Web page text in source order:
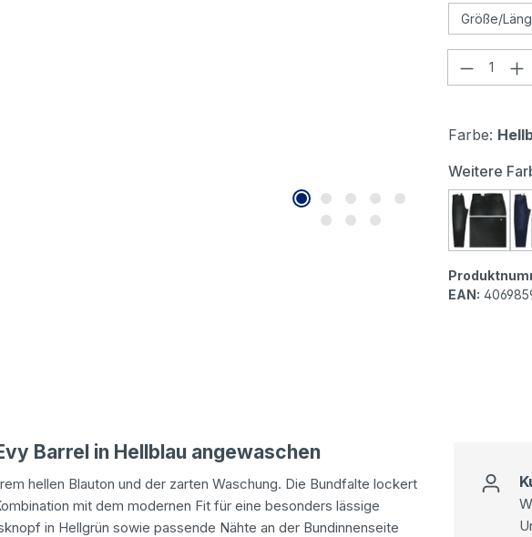
Farbe:
Weitere
EAN:
Barrel in Hellblau angewaschen
hellen Blauton und der zarten Waschung. Die Bundfalte lockert
mit dem modernen Fit für eine besonders lässige
in Hellgrün sowie passende Nähte an der Bundinnenseite